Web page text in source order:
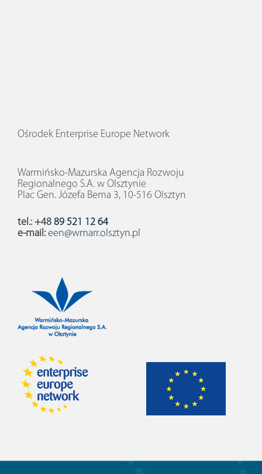
Ośrodek Enterprise Europe Network
Warmińsko-Mazurska Agencja Rozwoju
Regionalnego S.A. w Olsztynie
Plac Gen. Józefa Bema 3, 10-516 Olsztyn
tel.: +48 89 521 12 64
e-mail: een@wmarr.olsztyn.pl